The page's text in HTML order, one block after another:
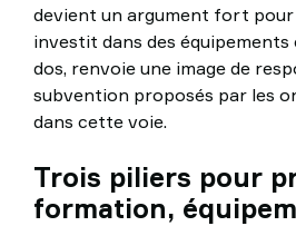
devient un argument fort
investit dans des équipements
dos, renvoie une image de
subvention proposés par les
dans cette voie.
Trois piliers pour
formation,